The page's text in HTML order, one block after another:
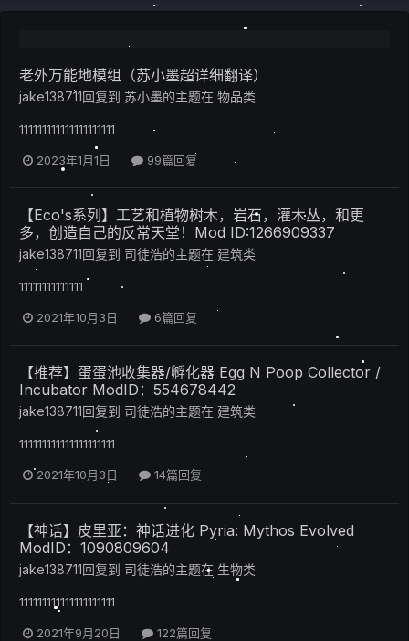
老外万能地模组（苏小墨超详细翻译）
jake138711回复到 苏小墨的主题在 物品类
111111111111111111111
2023年1月1日 99篇回复
【Eco's系列】工艺和植物树木，岩石，灌木丛，和更
多，创造自己的反常天堂！Mod ID:1266909337
jake138711回复到 司徒浩的主题在 建筑类
11111111111111
2021年10月3日 6篇回复
【推荐】蛋蛋池收集器/孵化器 Egg N Poop Collector /
Incubator ModID：554678442
jake138711回复到 司徒浩的主题在 建筑类
111111111111111111111
2021年10月3日 14篇回复
【神话】皮里亚：神话进化 Pyria: Mythos Evolved
ModID：1090809604
jake138711回复到 司徒浩的主题在 生物类
111111111111111111111
2021年9月20日 122篇回复